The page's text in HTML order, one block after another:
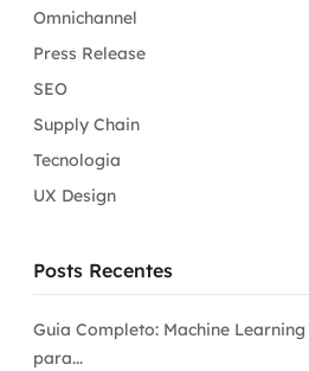
Omnichannel
Press Release
SEO
Supply Chain
Tecnologia
UX Design
Posts Recentes
Guia Completo: Machine
para...